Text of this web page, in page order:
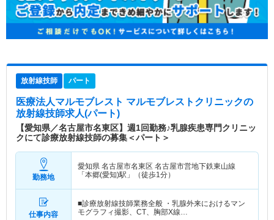
放射線技師 パート
医療法人マルモブレスト マルモブレストクリニックの
放射線技師求人(パート)
【愛知県／名古屋市名東区】週1回勤務♪乳腺疾患専門クリニッ
クにて診療放射線技師の募集＜パート＞
勤務地
愛知県 名古屋市名東区 名古屋市営地下鉄東山線
「本郷(愛知)駅」（徒歩1分）
仕事内容
■診療放射線技師業務全般 ・乳腺外来におけるマン
モグラフィ撮影、CT、胸部X線…